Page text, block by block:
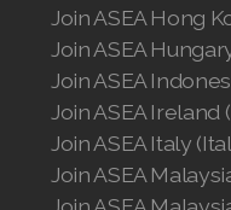
Join ASEA Hong
Join ASEA
Join ASEA
Join ASEA Ireland
Join ASEA Italy
Join ASEA